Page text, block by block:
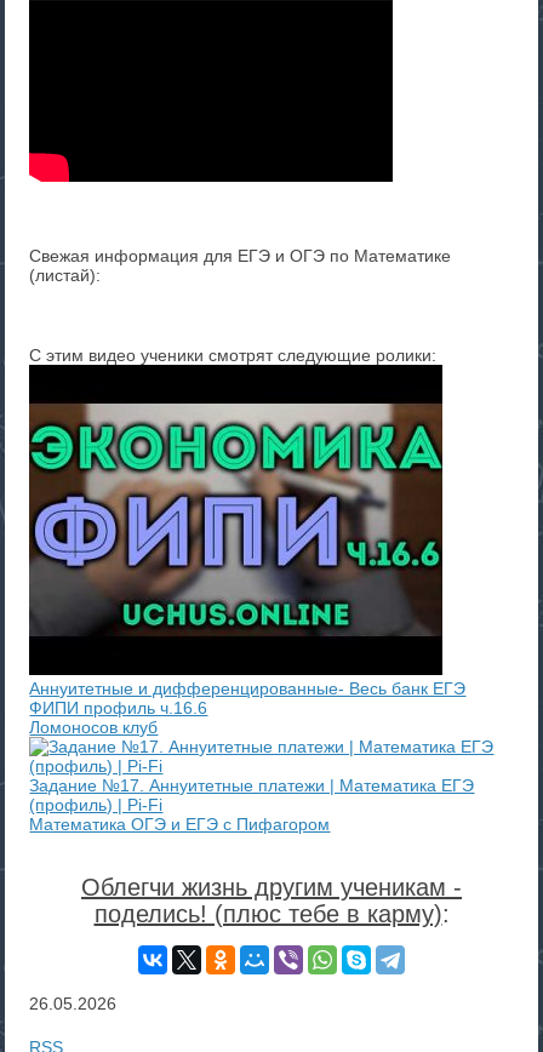
Свежая информация для ЕГЭ и ОГЭ по Математике
(листай):
С этим видео ученики смотрят следующие ролики:
Аннуитетные и дифференцированные- Весь банк ЕГЭ
ФИПИ профиль ч.16.6
Ломоносов клуб
Задание №17. Аннуитетные платежи | Математика ЕГЭ
(профиль) | Pi-Fi
Математика ОГЭ и ЕГЭ с Пифагором
Облегчи жизнь другим ученикам -
поделись! (плюс тебе в карму):
26.05.2026
RSS